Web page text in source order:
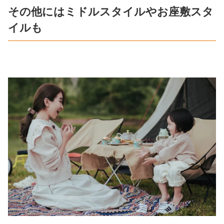
その他にはミドルスタイルやお座敷スタ
イルも